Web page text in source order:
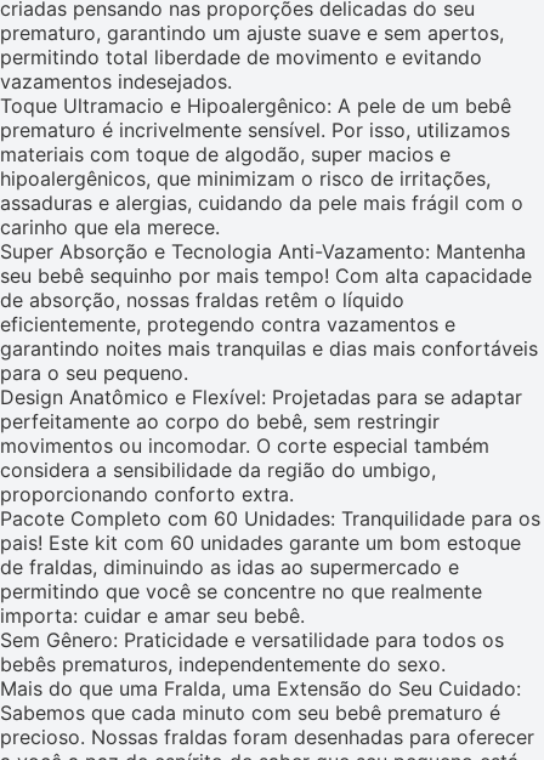
criadas pensando nas proporções delicadas do seu
prematuro, garantindo um ajuste suave e sem apertos,
permitindo total liberdade de movimento e evitando
vazamentos indesejados.
Toque Ultramacio e Hipoalergênico: A pele de um bebê
prematuro é incrivelmente sensível. Por isso, utilizamos
materiais com toque de algodão, super macios e
hipoalergênicos, que minimizam o risco de irritações,
assaduras e alergias, cuidando da pele mais frágil com o
carinho que ela merece.
Super Absorção e Tecnologia Anti-Vazamento: Mantenha
seu bebê sequinho por mais tempo! Com alta capacidade
de absorção, nossas fraldas retêm o líquido
eficientemente, protegendo contra vazamentos e
garantindo noites mais tranquilas e dias mais confortáveis
para o seu pequeno.
Design Anatômico e Flexível: Projetadas para se adaptar
perfeitamente ao corpo do bebê, sem restringir
movimentos ou incomodar. O corte especial também
considera a sensibilidade da região do umbigo,
proporcionando conforto extra.
Pacote Completo com 60 Unidades: Tranquilidade para os
pais! Este kit com 60 unidades garante um bom estoque
de fraldas, diminuindo as idas ao supermercado e
permitindo que você se concentre no que realmente
importa: cuidar e amar seu bebê.
Sem Gênero: Praticidade e versatilidade para todos os
bebês prematuros, independentemente do sexo.
Mais do que uma Fralda, uma Extensão do Seu Cuidado:
Sabemos que cada minuto com seu bebê prematuro é
precioso. Nossas fraldas foram desenhadas para oferecer